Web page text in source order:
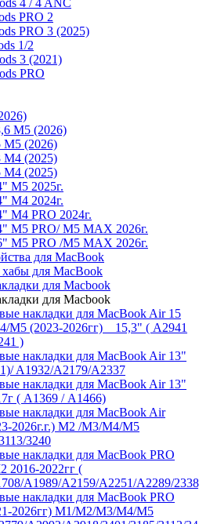
4 / 4 ANC
PRO 2
PRO 3 (2025)
1/2
3 (2021)
PRO
M5 (2026)
M5 (2026)
M4 (2025)
M4 (2025)
M5 2025г.
M4 2024г.
M4 PRO 2024г.
M5 PRO/ M5 MAX 2026г.
M5 PRO /M5 MAX 2026г.
для MacBook
для MacBook
для Macbook
для Macbook
накладки для MacBook Air 15
M5 (2023-2026гг) _ 15,3" ( А2941
)
накладки для MacBook Air 13"
A1932/A2179/A2337
накладки для MacBook Air 13"
( А1369 / А1466)
накладки для MacBook Air
2026г.г.) M2 /M3/M4/M5
3240
накладки для MacBook PRO
2016-2022гг (
A1989/A2159/A2251/A2289/
накладки для MacBook PRO
2026гг) M1/M2/M3/M4/M5